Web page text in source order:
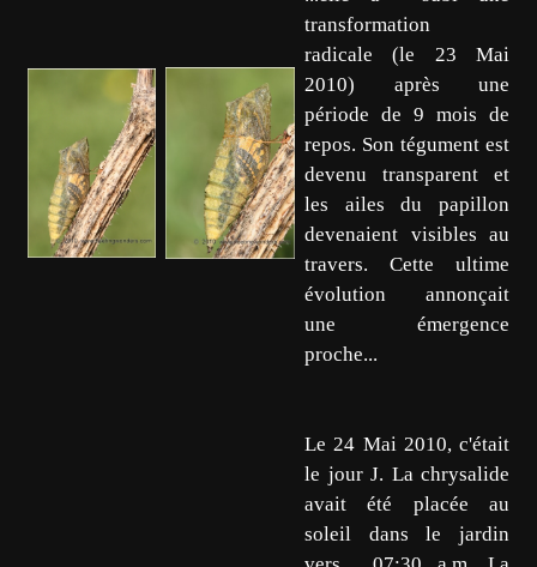
transformation
radicale (le 23 Mai
2010) après une
période de 9 mois de
repos. Son tégument est
devenu transparent et
les ailes du papillon
devenaient visibles au
travers. Cette ultime
évolution annonçait
une émergence
proche...
Le 24 Mai 2010, c'était
le jour J. La chrysalide
avait été placée au
soleil dans le jardin